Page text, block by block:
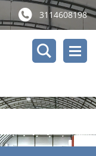
3114608198